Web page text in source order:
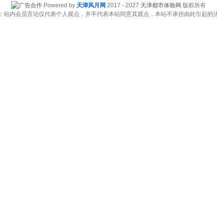
Powered by 天津风月网 2017 - 2027 天津都市体验网 版权所有
站内会员言论仅代表个人观点，并不代表本站同意其观点，本站不承担由此引起的